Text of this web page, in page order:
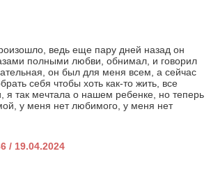
ведь еще пару дней назад он
полными любви, обнимал, и говорил
он был для меня всем, а сейчас
себя чтобы хоть как-то жить, все
я так мечтала о нашем ребенке, но теперь
у меня нет любимого, у меня нет
/ 19.04.2024